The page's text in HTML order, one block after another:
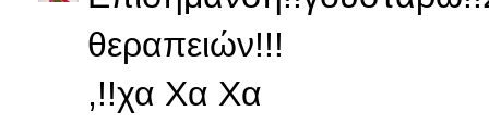
θεραπειών!!!
,!!χα Χα Χα